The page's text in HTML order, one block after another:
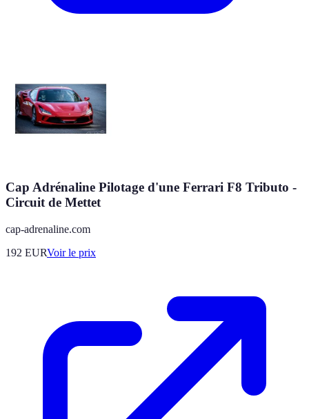
Cap Adrénaline Pilotage d'une Ferrari F8 Tributo -
Circuit de Mettet
cap-adrenaline.com
192 EURVoir le prix